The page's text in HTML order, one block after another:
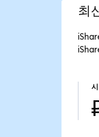
최